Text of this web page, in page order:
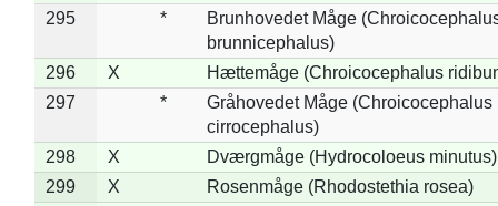
295
*
Brunhovedet Måge
brunnicephalus)
296
X
Hættemåge (Chroicocephalus
297
*
Gråhovedet Måge (Chroicocephalus
cirrocephalus)
298
X
Dværgmåge (Hydrocoloeus minutus)
299
X
Rosenmåge (Rhodostethia rosea)